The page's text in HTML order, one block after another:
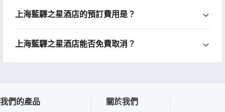
上海藍驛之星酒店的預訂費用是？
上海藍驛之星酒店能否免費取消？
我們的產品 關於我們